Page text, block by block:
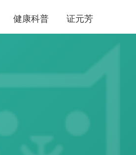
健康科普 证元芳